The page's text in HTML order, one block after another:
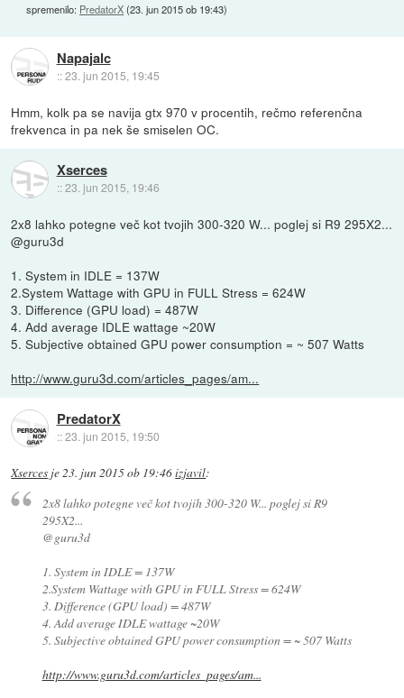
spremenilo: PredatorX(23. jun 2015 ob 19:43)
Napajalc
::23. jun 2015, 19:45
Hmm, kolk pa se navija gtx 970 v procentih, rečmo referenčna
frekvenca in pa nek še smiselen OC.
Xserces
::23. jun 2015, 19:46
2x8 lahko potegne več kot tvojih 300-320 W... poglej si R9 295X2...
@guru3d
1. System in IDLE = 137W
2.System Wattage with GPU in FULL Stress = 624W
3. Difference (GPU load) = 487W
4. Add average IDLE wattage ~20W
5. Subjective obtained GPU power consumption = ~ 507 Watts
http://www.guru3d.com/articles_pages/am...
PredatorX
::23. jun 2015, 19:50
Xserces je23. jun 2015 ob 19:46izjavil:
2x8 lahko potegne več kot tvojih 300-320 W... poglej si R9
295X2...
@guru3d
1. System in IDLE = 137W
2.System Wattage with GPU in FULL Stress = 624W
3. Difference (GPU load) = 487W
4. Add average IDLE wattage ~20W
5. Subjective obtained GPU power consumption = ~ 507 Watts
http://www.guru3d.com/articles_pages/am...